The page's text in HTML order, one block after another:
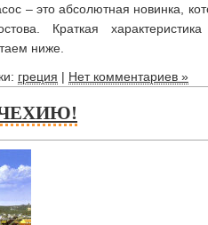
– это абсолютная новинка,
Краткая
ниже.
греция | Нет комментариев »